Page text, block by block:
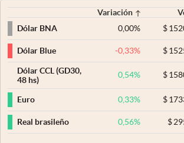
Variación
Dólar BNA
0,00% $
Dólar Blue -0,33% $
Dólar CCL (GD30,
48 hs)
0,54% $
Euro 0,33% $
Real brasileño 0,56% $